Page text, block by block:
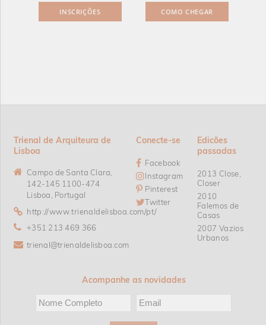
INSCRIÇÕES COMO CHEGAR
Trienal de Arquiteura de
Lisboa
Campo de Santa Clara,
142-145 1100-474
Lisboa, Portugal
http://www.trienaldelisboa.com/pt/
+351 213 469 366
trienal@trienaldelisboa.com
Conecte-se
Facebook
Instagram
Pinterest
Twitter
Edicões
passadas
2013 Close,
Closer
2010
Falemos de
Casas
2007 Vazios
Urbanos
Acompanhe as novidades